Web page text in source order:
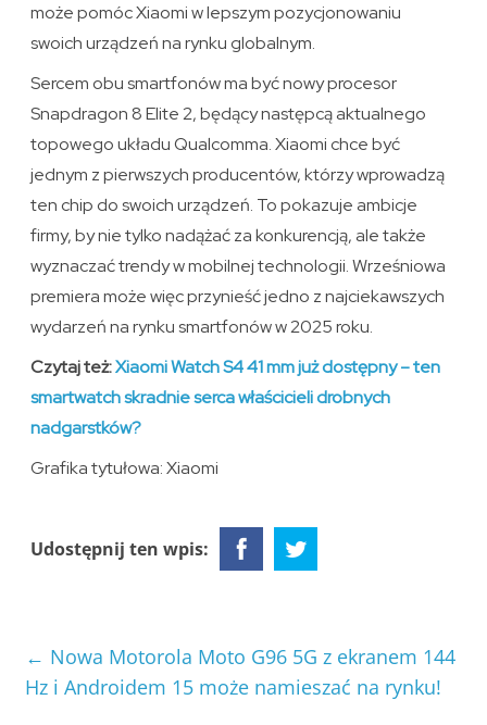
może pomóc Xiaomi w lepszym pozycjonowaniu
swoich urządzeń na rynku globalnym.
Sercem obu smartfonów ma być nowy procesor
Snapdragon 8 Elite 2, będący następcą aktualnego
topowego układu Qualcomma. Xiaomi chce być
jednym z pierwszych producentów, którzy wprowadzą
ten chip do swoich urządzeń. To pokazuje ambicje
firmy, by nie tylko nadążać za konkurencją, ale także
wyznaczać trendy w mobilnej technologii. Wrześniowa
premiera może więc przynieść jedno z najciekawszych
wydarzeń na rynku smartfonów w 2025 roku.
Czytaj też:Xiaomi Watch S4 41 mm już dostępny – ten
smartwatch skradnie serca właścicieli drobnych
nadgarstków?
Grafika tytułowa: Xiaomi
Udostępnij ten wpis:
← Nowa Motorola Moto G96 5G z ekranem 144
Hz i Androidem 15 może namieszać na rynku!